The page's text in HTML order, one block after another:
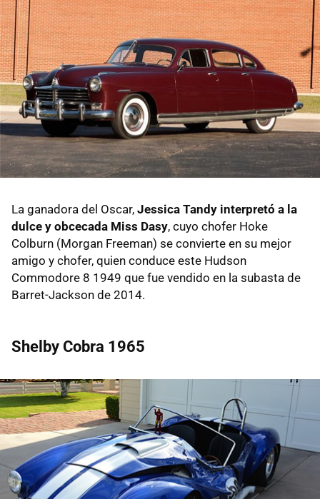
La ganadora del Oscar, Jessica Tandy interpretó a la
dulce y obcecada Miss Dasy, cuyo chofer Hoke
Colburn (Morgan Freeman) se convierte en su mejor
amigo y chofer, quien conduce este Hudson
Commodore 8 1949 que fue vendido en la subasta de
Barret-Jackson de 2014.
Shelby Cobra 1965